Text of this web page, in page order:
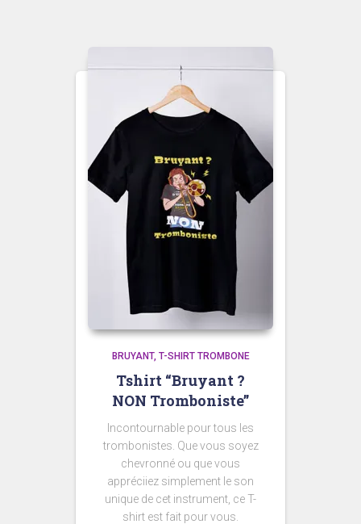
BRUYANT T-SHIRT TROMBONE
Tshirt “Bruyant ?
NON Tromboniste”
Incontournable pour tous les
trombonistes. Que vous soyez
chevronné ou que vous
appréciiez simplement le son
unique de cet instrument, ce T-
shirt est fait pour vous.